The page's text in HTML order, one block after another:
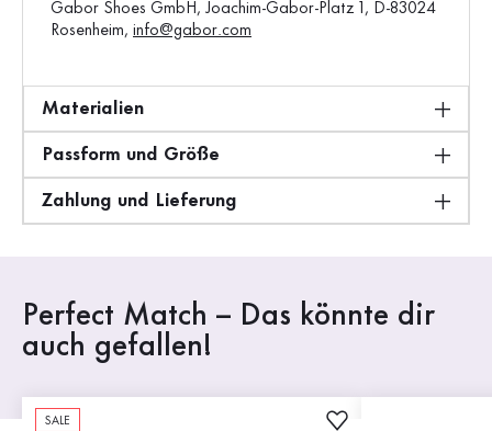
Gabor Shoes GmbH, Joachim-Gabor-Platz 1, D-83024
Rosenheim, info@gabor.com
Materialien
Passform und Größe
Zahlung und Lieferung
Perfect Match – Das könnte dir
auch gefallen!
SALE